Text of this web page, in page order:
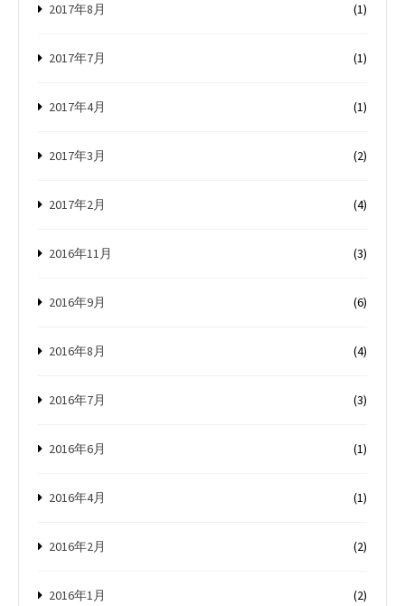
2017年8月 (1)
2017年7月 (1)
2017年4月 (1)
2017年3月 (2)
2017年2月 (4)
2016年11月 (3)
2016年9月 (6)
2016年8月 (4)
2016年7月 (3)
2016年6月 (1)
2016年4月 (1)
2016年2月 (2)
2016年1月 (2)